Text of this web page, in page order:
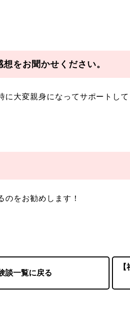
をお聞かせください。
大変親身になってサポートし
をお勧めします！
談一覧に戻る